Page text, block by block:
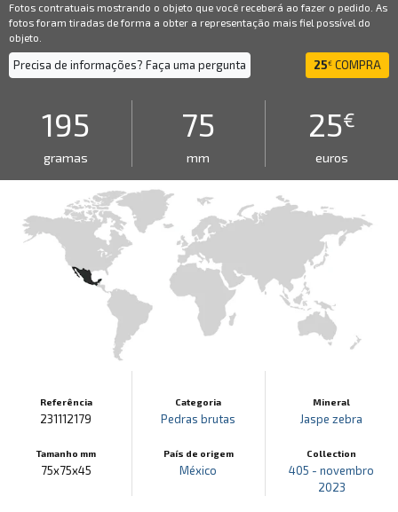
Fotos contratuais mostrando o objeto que você receberá ao fazer o pedido. As
fotos foram tiradas de forma a obter a representação mais fiel possível do
objeto.
Precisa de informações? Faça uma pergunta 25€ COMPRA
195
gramas
75
mm
25€
euros
Referência
231112179
Tamanho mm
75x75x45
Categoria
Pedras brutas
País de origem
México
Mineral
Jaspe zebra
Collection
405 - novembro
2023